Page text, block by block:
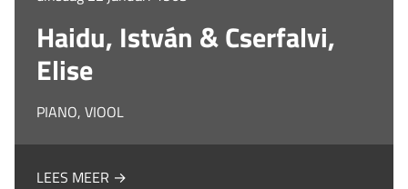
Haidu, István & Cserfalvi,
Elise
PIANO, VIOOL
LEES MEER →